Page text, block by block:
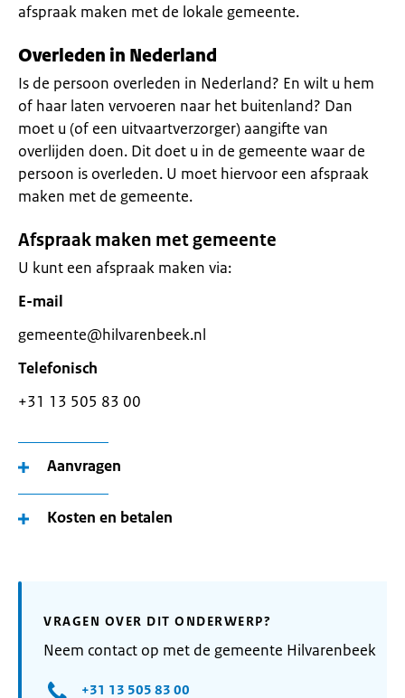
afspraak maken met de lokale gemeente.
Overleden in Nederland
Is de persoon overleden in Nederland? En wilt u hem
of haar laten vervoeren naar het buitenland? Dan
moet u (of een uitvaartverzorger) aangifte van
overlijden doen. Dit doet u in de gemeente waar de
persoon is overleden. U moet hiervoor een afspraak
maken met de gemeente.
Afspraak maken met gemeente
U kunt een afspraak maken via:
E-mail
gemeente@hilvarenbeek.nl
Telefonisch
+31 13 505 83 00
Aanvragen
Kosten en betalen
VRAGEN OVER DIT ONDERWERP?
Neem contact op met de gemeente Hilvarenbeek
+31 13 505 83 00